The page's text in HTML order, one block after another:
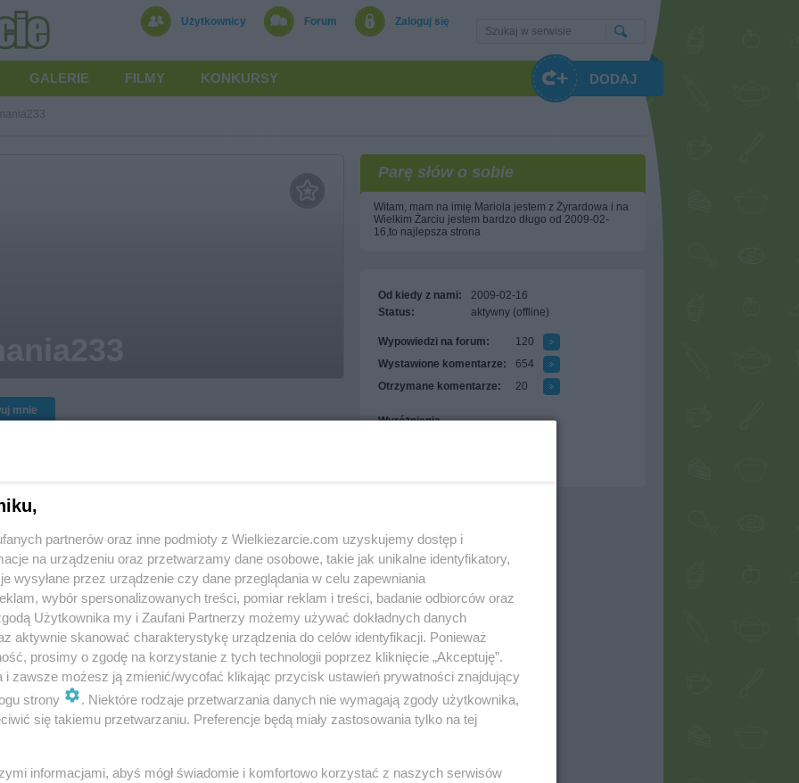
Użytkownicy Forum Zaloguj się
GALERIE FILMY KONKURSY DODAJ
mnie
Cebulaki
1.7k 1 0
Jabłecznik ze starego
zeszytu teściowej
3.1k 5 3
mania233
białym
zsiadłym mleku
Parę słów o sobie
Witam, mam na imię Mariola jestem z Żyrardowa i na
Wielkim Żarciu jestem bardzo długo od 2009-02-
16,to najlepsza strona
Od kiedy z nami:
2009-02-16
Status:
aktywny (offline)
Wypowiedzi na forum:
120
Wystawione komentarze:
654
Otrzymane komentarze:
20
Wyróżnienia
partnerów oraz inne podmioty z Wielkiezarcie.com uzyskujemy dostęp i
na urządzeniu oraz przetwarzamy dane osobowe, takie jak unikalne identyfikatory,
wysyłane przez urządzenie czy dane przeglądania w celu zapewniania
wybór spersonalizowanych treści, pomiar reklam i treści, badanie odbiorców oraz
Użytkownika my i Zaufani Partnerzy możemy używać dokładnych danych
aktywnie skanować charakterystykę urządzenia do celów identyfikacji. Ponieważ
prosimy o zgodę na korzystanie z tych technologii poprzez kliknięcie „Akceptuję”.
i zawsze możesz ją zmienić/wycofać klikając przycisk ustawień prywatności znajdujący
strony
. Niektóre rodzaje przetwarzania danych nie wymagają zgody użytkownika,
się takiemu przetwarzaniu. Preferencje będą miały zastosowania tylko na tej
informacjami, abyś mógł świadomie i komfortowo korzystać z naszych serwisów